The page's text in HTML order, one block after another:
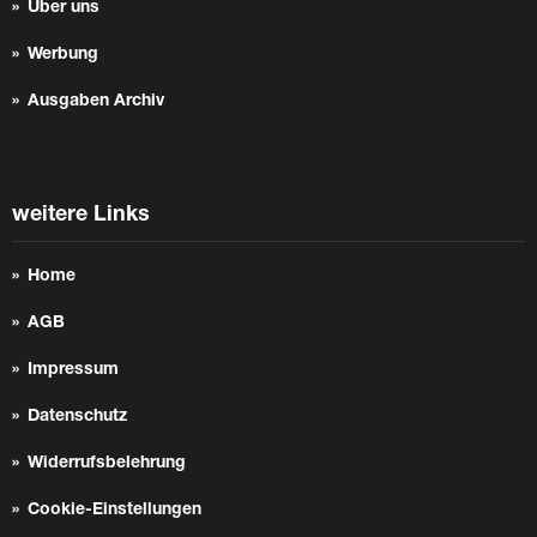
Über uns
Werbung
Ausgaben Archiv
weitere Links
Home
AGB
Impressum
Datenschutz
Widerrufsbelehrung
Cookie-Einstellungen